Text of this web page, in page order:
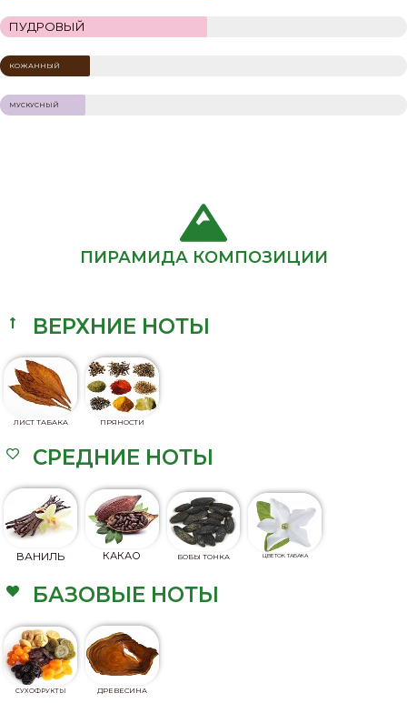
ПУДРОВЫЙ
КОЖАННЫЙ
МУСКУСНЫЙ
ПИРАМИДА КОМПОЗИЦИИ
ВЕРХНИЕ НОТЫ
ЛИСТ ТАБАКА ПРЯНОСТИ
СРЕДНИЕ НОТЫ
ВАНИЛЬ КАКАО БОБЫ ТОНКА ЦВЕТОК ТАБАКА
БАЗОВЫЕ НОТЫ
СУХОФРУКТЫ ДРЕВЕСИНА